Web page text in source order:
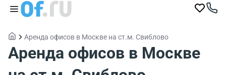
Аренда офисов в Москве на ст.м. Свиблово
Аренда офисов в Москве